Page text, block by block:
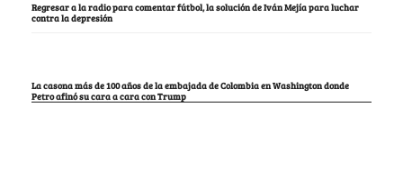
Regresar a la radio para comentar fútbol, la solución de Iván Mejía para luchar
contra la depresión
La casona más de 100 años de la embajada de Colombia en Washington donde
Petro afinó su cara a cara con Trump